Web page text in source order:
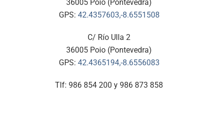
36005 Poio (Pontevedra)
GPS: 42.4357603,-8.6551508
C/ Río Ulla 2
36005 Poio (Pontevedra)
GPS: 42.4365194,-8.6556083
Tlf: 986 854 200 y 986 873 858